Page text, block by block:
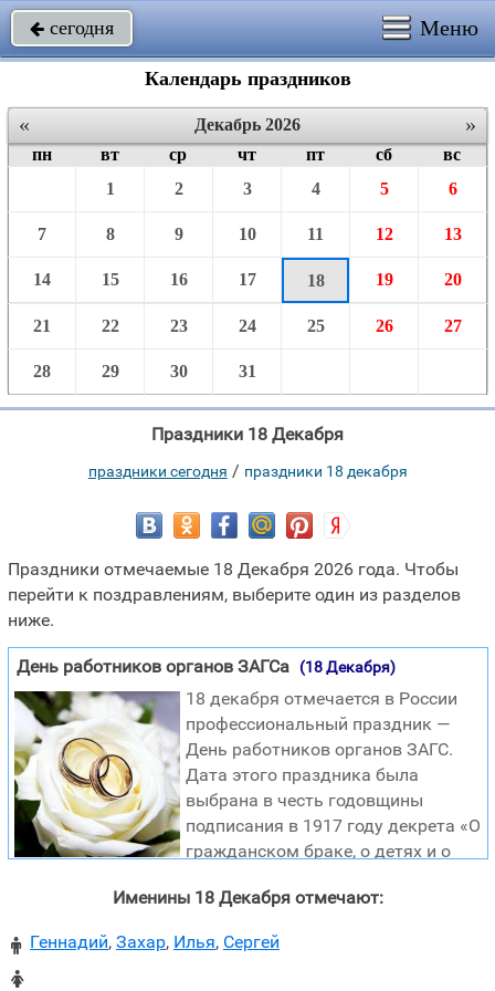
 сегодня Меню
Календарь праздников
« »
Декабрь 2026
пн
вт ср чт пт сб
вс
1
2 3 4 5 6
7 8 9 10 11 12 13
14 15 16 17 18 19 20
21 22 23 24 25 26 27
28 29 30 31
Праздники 18 Декабря
праздники сегодня / праздники 18 декабря
Праздники отмечаемые 18 Декабря 2026 года. Чтобы
перейти к поздравлениям, выберите один из разделов
ниже.
День работников органов ЗАГСа (18 Декабря)
18 декабря отмечается в России
профессиональный праздник —
День работников органов ЗАГС.
Дата этого праздника была
выбрана в честь годовщины
подписания в 1917 году декрета «О
гражданском браке, о детях и о
которым для признания юридических последствий за
регистрация таких актов в государственных органах.
Ныне себе и представить сложно, как можно обходиться
Именины 18 Декабря отмечают:
 Геннадий, Захар, Илья, Сергей
